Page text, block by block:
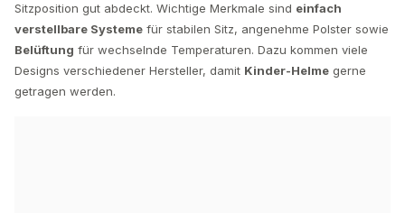
Sitzposition gut abdeckt. Wichtige Merkmale sind einfach
verstellbare Systeme für stabilen Sitz, angenehme Polster sowie
Belüftung für wechselnde Temperaturen. Dazu kommen viele
Designs verschiedener Hersteller, damit Kinder-Helme gerne
getragen werden.